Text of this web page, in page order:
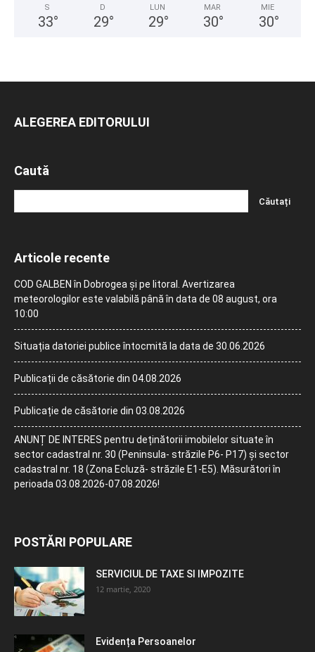
S
33°
D
29°
LUN
29°
MAR
30°
MIE
30°
ALEGEREA EDITORULUI
Caută
Articole recente
COD GALBEN în Dobrogea și pe litoral. Avertizarea
meteorologilor este valabilă până în data de 08 august, ora
10:00
Situația datoriei publice întocmită la data de 30.06.2026
Publicații de căsătorie din 04.08.2026
Publicație de căsătorie din 03.08.2026
ANUNȚ DE INTERES pentru deținătorii imobilelor situate în
sector cadastral nr. 30 (Peninsula- străzile P6- P17) și sector
cadastral nr. 18 (Zona Ecluză- străzile E1-E5). Măsurători în
perioada 03.08.2026-07.08.2026!
POSTĂRI POPULARE
SERVICIUL DE TAXE SI IMPOZITE
12 martie, 2020
Evidența Persoanelor